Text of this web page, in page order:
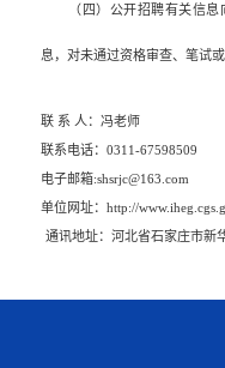
（四）公开招聘有关信息
息，对未通过资格审查、笔试
联 系 人：冯老师
联系电话：0311-67598509
电子邮箱:shsrjc@163.com
单位网址：http://
通讯地址：河北省石家庄市新